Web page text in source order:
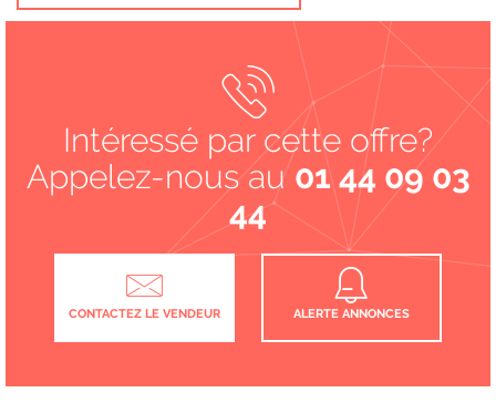
Intéressé par cette offre?
Appelez-nous au01 44 09 03
44
CONTACTEZ LE VENDEUR ALERTE ANNONCES